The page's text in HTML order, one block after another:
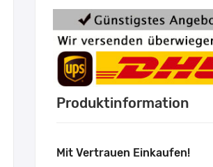
Produktinformation
Mit Vertrauen Einkaufen!